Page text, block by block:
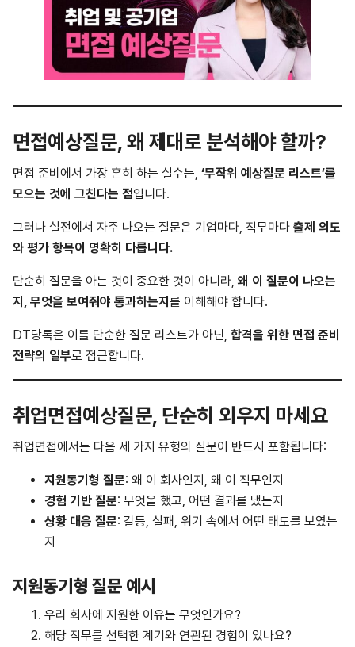
면접예상질문, 왜 제대로 분석해야 할까?
면접 준비에서 가장 흔히 하는 실수는, ‘무작위 예상질문 리스트’를
모으는 것에 그친다는 점입니다.
그러나 실전에서 자주 나오는 질문은 기업마다, 직무마다 출제 의도
와 평가 항목이 명확히 다릅니다.
단순히 질문을 아는 것이 중요한 것이 아니라, 왜 이 질문이 나오는
지, 무엇을 보여줘야 통과하는지 를 이해해야 합니다.
DT당톡은 이를 단순한 질문 리스트가 아닌, 합격을 위한 면접 준비
전략의 일부로 접근합니다.
취업면접예상질문, 단순히 외우지 마세요
취업면접에서는 다음 세 가지 유형의 질문이 반드시 포함됩니다:
지원동기형 질문: 왜 이 회사인지, 왜 이 직무인지
경험 기반 질문: 무엇을 했고, 어떤 결과를 냈는지
상황 대응 질문: 갈등, 실패, 위기 속에서 어떤 태도를 보였는
지
지원동기형 질문 예시
우리 회사에 지원한 이유는 무엇인가요?
해당 직무를 선택한 계기와 연관된 경험이 있나요?